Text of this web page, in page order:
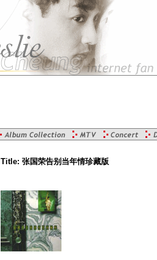
Title: 张国荣告别当年情珍藏版